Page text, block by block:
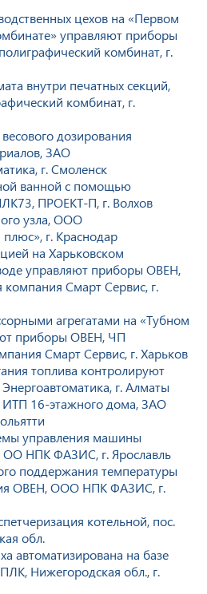
цехов на «Первом
управляют приборы
комбинат, г.
внутри печатных секций,
комбинат, г.
дозирования
ЗАО
г. Смоленск
ванной с помощью
ПРОЕКТ-П, г. Волхов
узла, ООО
г. Краснодар
на Харьковском
управляют приборы ОВЕН,
Смарт Сервис, г.
агрегатами на «Тубном
приборы ОВЕН, ЧП
Смарт Сервис, г. Харьков
топлива контролируют
г. Алматы
ИТП 16-этажного дома, ЗАО
управления машины
ОО НПК ФАЗИС, г. Ярославль
поддержания температуры
ОВЕН, ООО НПК ФАЗИС, г.
котельной, пос.
обл.
автоматизирована на базе
Нижегородская обл., г.